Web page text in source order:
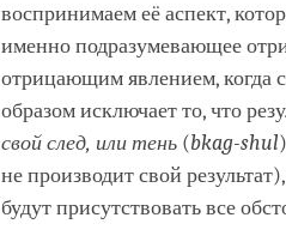
воспринимаем её аспект,
именно подразумевающее
отрицающим явлением, когда
образом исключает то, что
свой след, или тень (bkag-shul
не производит свой
будут присутствовать все